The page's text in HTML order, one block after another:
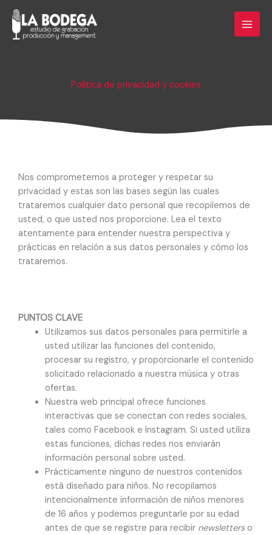
contenido
Política de privacidad y cookies
Nos comprometemos a proteger y respetar su
privacidad y estas son las bases según las cuales
trataremos cualquier dato personal que recopilemos de
usted, o que usted nos proporcione. Lea el texto
atentamente para entender nuestra perspectiva y
prácticas en relación a sus datos personales y cómo los
trataremos.
PUNTOS CLAVE
Utilizamos sus datos personales para permitirle a
usted utilizar las funciones del contenido,
procesar su registro, y proporcionarle el contenido
solicitado relacionado a nuestra música y otras
ofertas.
Nuestra web principal ofrece funciones
interactivas que se conectan con redes sociales,
tales como Facebook e Instagram. Si usted utiliza
estas funciones, dichas redes nos enviarán
información personal sobre usted.
Prácticamente ninguno de nuestros contenidos
está diseñado para niños. No recopilamos
intencionalmente información de niños menores
de 16 años y podemos preguntarle por su edad
antes de que se registre para recibir newsletterso